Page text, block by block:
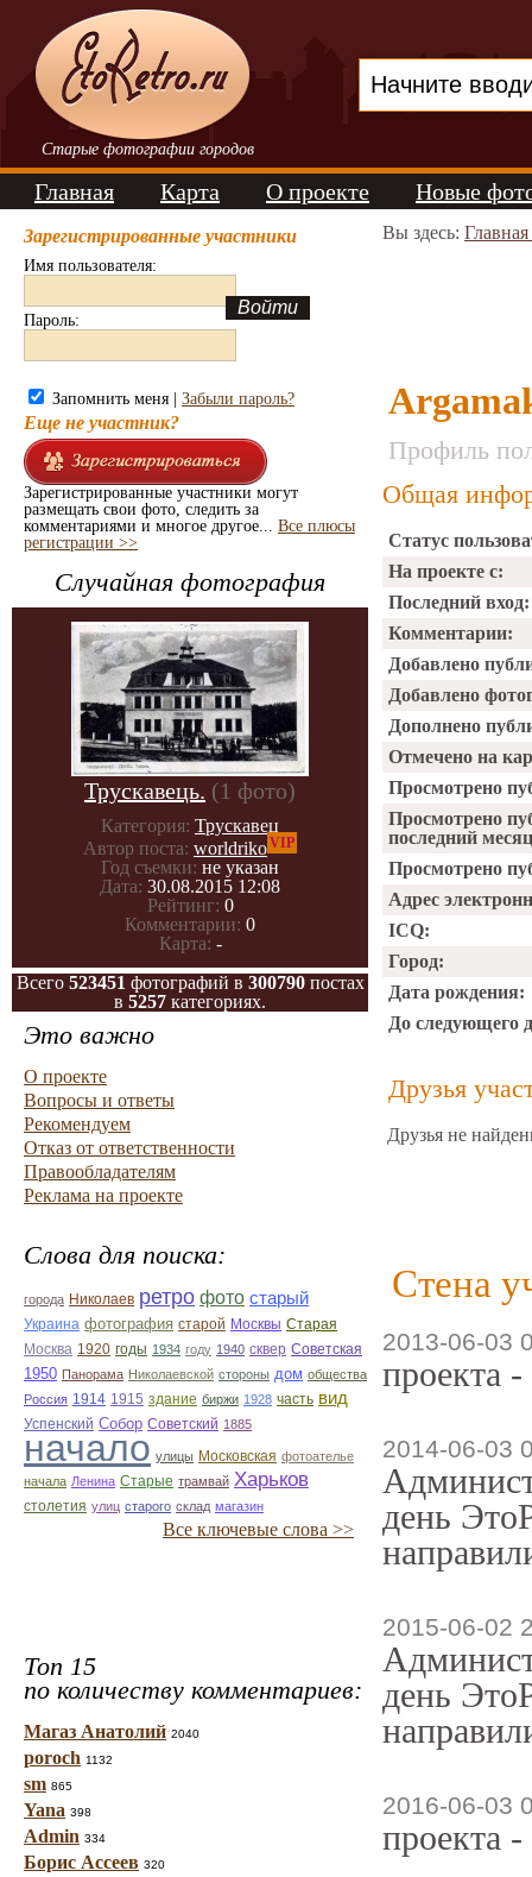
Старые фотографии городов
Главная Карта О проекте Новые
Зарегистрированные участники
Имя пользователя:
Пароль:
Запомнить меня | Забыли пароль?
Еще не участник?
Зарегистрированные участники могут
размещать свои фото, следить за
комментариями и многое другое... Все плюсы
регистрации >>
Случайная фотография
Трускавець. (1 фото)
Категория: Трускавец
Автор поста: worldrikoVIP
Год съемки: не указан
Дата: 30.08.2015 12:08
Рейтинг: 0
Комментарии: 0
Карта: -
Всего 523451 фотографий в 300790постах
в 5257 категориях.
Это важно
О проекте
Вопросы и ответы
Рекомендуем
Отказ от ответственности
Правообладателям
Реклама на проекте
Слова для поиска:
города Николаев ретро фото старый
Украина фотография старой Москвы Старая
Москва 1920 годы 1934 году 1940 сквер Советская
1950 Панорама Николаевской стороны дом общества
Россия 1914 1915 здание биржи 1928 часть вид
Успенский Собор Советский 1885
начало улицы Московская фотоателье
начала Ленина Старые трамвай Харьков
столетия улиц старого склад магазин
Все ключевые слова >>
Топ 15
по количеству комментариев:
Магаз Анатолий 2040
poroch 1132
sm 865
Yana 398
Admin 334
Борис Ассеев 320
Вы здесь:
Профиль
Общая
Статус
На проекте с:
Последний вход:
Комментарии:
Добавлено
Добавлено
Дополнено
Отмечено на
Просмотрено
Просмотрено
последний
Просмотрено
Адрес
ICQ:
Город:
Дата рождения:
До следующего
Друзья
Друзья не
Стена
2013-06-03
проекта
2014-06-03
день
2015-06-02
день
2016-06-03
проекта